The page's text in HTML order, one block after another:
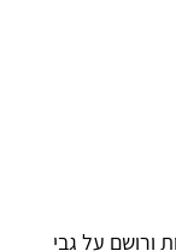
ורושם על גבי